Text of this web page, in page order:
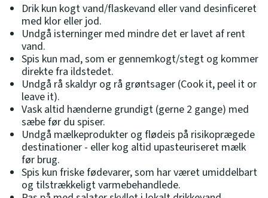
Drik kun kogt vand/flaskevand eller vand desinficeret
med klor eller jod.
Undgå isterninger med mindre det er lavet af rent
vand.
Spis kun mad, som er gennemkogt/stegt og kommer
direkte fra ildstedet.
Undgå rå skaldyr og rå grøntsager (Cook it, peel it or
leave it).
Vask altid hænderne grundigt (gerne 2 gange) med
sæbe før du spiser.
Undgå mælkeprodukter og flødeis på risikoprægede
destinationer - eller kog altid upasteuriseret mælk
før brug.
Spis kun friske fødevarer, som har været umiddelbart
og tilstrækkeligt varmebehandlede.